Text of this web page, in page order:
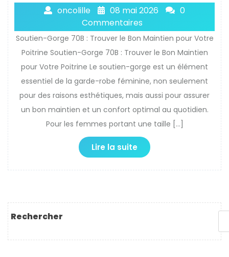
oncolille 08 mai 2026
0
Commentaires
Soutien-Gorge 70B : Trouver le Bon Maintien pour Votre
Poitrine Soutien-Gorge 70B : Trouver le Bon Maintien
pour Votre Poitrine Le soutien-gorge est un élément
essentiel de la garde-robe féminine, non seulement
pour des raisons esthétiques, mais aussi pour assurer
un bon maintien et un confort optimal au quotidien.
Pour les femmes portant une taille […]
Lire la suite
Rechercher